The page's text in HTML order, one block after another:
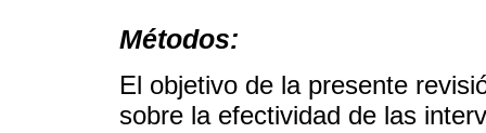
Métodos:
El objetivo de la presente
sobre la efectividad de las